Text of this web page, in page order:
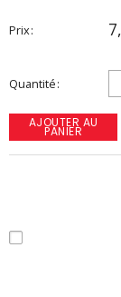
Prix
Quantité
AJOUTER AU
PANIER